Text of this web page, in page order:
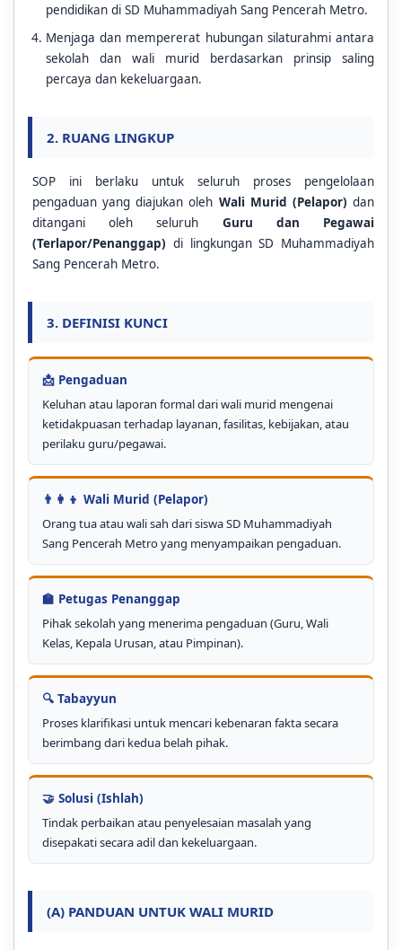
pendidikan di SD Muhammadiyah Sang Pencerah Metro.
Menjaga dan mempererat hubungan silaturahmi antara
sekolah dan wali murid berdasarkan prinsip saling
percaya dan kekeluargaan.
2. RUANG LINGKUP
SOP ini berlaku untuk seluruh proses pengelolaan
pengaduan yang diajukan oleh Wali Murid (Pelapor) dan
ditangani oleh seluruh Guru dan Pegawai
(Terlapor/Penanggap) di lingkungan SD Muhammadiyah
Sang Pencerah Metro.
3. DEFINISI KUNCI
📩 Pengaduan
Keluhan atau laporan formal dari wali murid mengenai
ketidakpuasan terhadap layanan, fasilitas, kebijakan, atau
perilaku guru/pegawai.
👨‍👩‍👦 Wali Murid (Pelapor)
Orang tua atau wali sah dari siswa SD Muhammadiyah
Sang Pencerah Metro yang menyampaikan pengaduan.
🏫 Petugas Penanggap
Pihak sekolah yang menerima pengaduan (Guru, Wali
Kelas, Kepala Urusan, atau Pimpinan).
🔍 Tabayyun
Proses klarifikasi untuk mencari kebenaran fakta secara
berimbang dari kedua belah pihak.
🤝 Solusi (Ishlah)
Tindak perbaikan atau penyelesaian masalah yang
disepakati secara adil dan kekeluargaan.
(A) PANDUAN UNTUK WALI MURID